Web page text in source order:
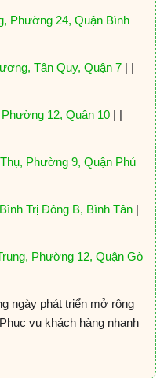
Phường 24, Quận Bình
Tân Quy, Quận 7| |
12, Quận 10| |
Phường 9, Quận Phú
Trị Đông B, Bình Tân|
Phường 12, Quận Gò
ngày phát triển mở rộng
vụ khách hàng nhanh